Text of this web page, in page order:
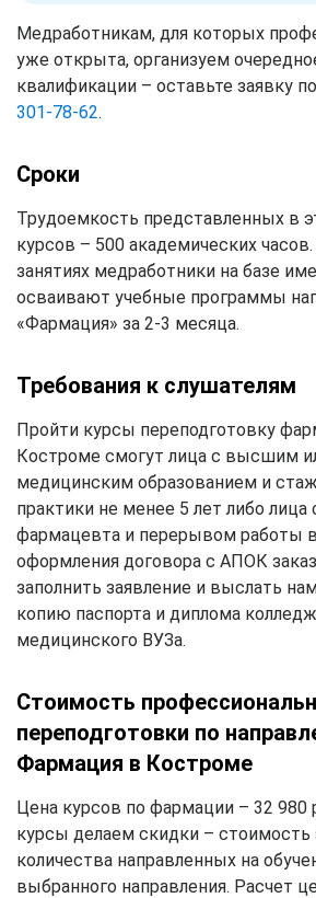
Медработникам, для которых
уже открыта, организуем
квалификации – оставьте заявку
301-78-62.
Сроки
Трудоемкость представленных в
курсов – 500 академических
занятиях медработники на базе
осваивают учебные программы
«Фармация» за 2-3 месяца.
Требования к слушателям
Пройти курсы переподготовку
Костроме смогут лица с высшим
медицинским образованием и
практики не менее 5 лет либо лица
фармацевта и перерывом работы
оформления договора с АПОК
заполнить заявление и выслать
копию паспорта и диплома
медицинского ВУЗа.
Стоимость
переподготовки по
Фармация в Костроме
Цена курсов по фармации – 32 980
курсы делаем скидки – стоимость
количества направленных на
выбранного направления. Расчет